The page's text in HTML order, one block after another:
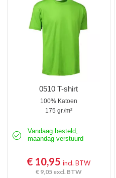
0510 T-shirt
100% Katoen
175 gr./m²
Vandaag besteld,
maandag verstuurd
€ 10,95incl. BTW
€ 9,05 excl. BTW